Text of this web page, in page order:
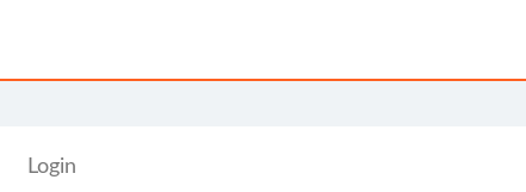
Login